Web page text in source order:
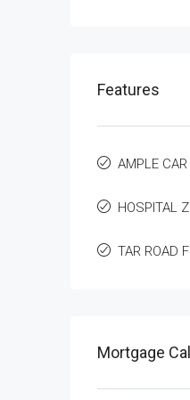
Features
AMPLE CAR
HOSPITAL
TAR ROAD
Mortgage